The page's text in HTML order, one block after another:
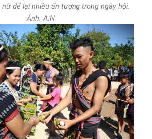
nữ để lại nhiều ấn tượng trong ngày hội.
Ảnh: A.N